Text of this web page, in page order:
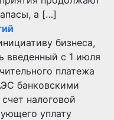
а […]
бизнеса,
введенный с 1 июля
платежа
банковскими
налоговой
уплату